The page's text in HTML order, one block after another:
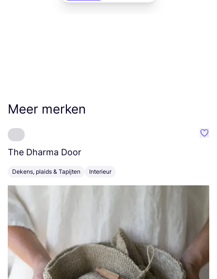
Meer merken
The Dharma Door
Dekens, plaids & Tapijten Interieur